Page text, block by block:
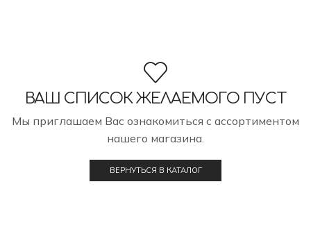
ВАШ СПИСОК ЖЕЛАЕМОГО ПУСТ
Мы приглашаем Вас ознакомиться с ассортиментом
нашего магазина.
ВЕРНУТЬСЯ В КАТАЛОГ